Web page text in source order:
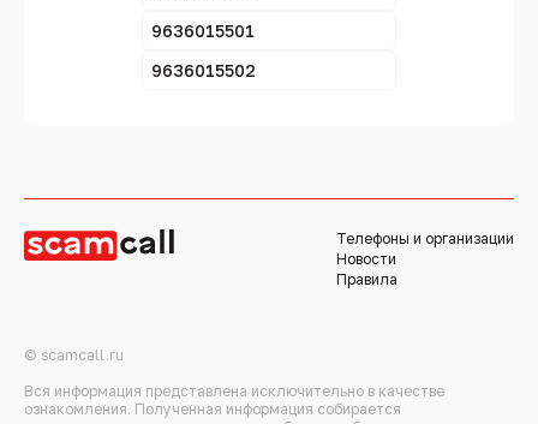
9636015501
9636015502
Телефоны и организации
Новости
Правила
© scamcall.ru
Вся информация представлена исключительно в качестве
ознакомления. Полученная информация собирается